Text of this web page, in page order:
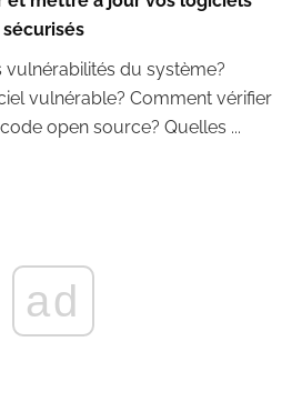
du système?
vulnérable? Comment vérifier
open source? Quelles ...
ad